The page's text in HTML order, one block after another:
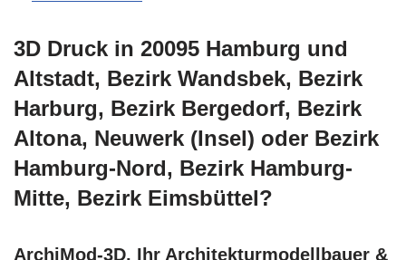
3D Druck in 20095 Hamburg und
Altstadt, Bezirk Wandsbek, Bezirk
Harburg, Bezirk Bergedorf, Bezirk
Altona, Neuwerk (Insel) oder Bezirk
Hamburg-Nord, Bezirk Hamburg-
Mitte, Bezirk Eimsbüttel?
ArchiMod-3D, Ihr Architekturmodellbauer &